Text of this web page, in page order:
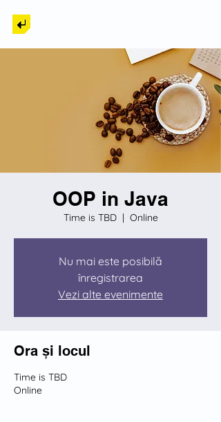
OOP in Java
Time is TBD
  |
Online
Nu mai este posibilă
înregistrarea
Vezi alte evenimente
Ora și locul
Time is TBD
Online